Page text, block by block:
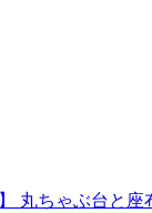
丸ちゃぶ台と座